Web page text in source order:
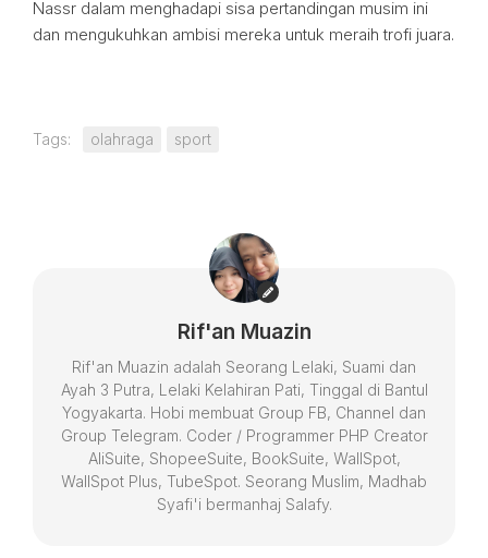
Nassr dalam menghadapi sisa pertandingan musim ini
dan mengukuhkan ambisi mereka untuk meraih trofi juara.
Tags: olahraga sport
Rif'an Muazin
Rif'an Muazin adalah Seorang Lelaki, Suami dan
Ayah 3 Putra, Lelaki Kelahiran Pati, Tinggal di Bantul
Yogyakarta. Hobi membuat Group FB, Channel dan
Group Telegram. Coder / Programmer PHP Creator
AliSuite, ShopeeSuite, BookSuite, WallSpot,
WallSpot Plus, TubeSpot. Seorang Muslim, Madhab
Syafi'i bermanhaj Salafy.